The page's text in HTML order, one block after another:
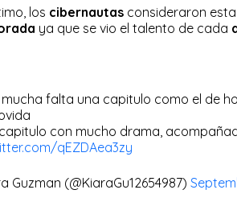
los cibernautas consideraron esta
ya que se vio el talento de cada
falta una capitulo como el de
con mucho drama,
qEZDAea3zy
Guzman (@KiaraGu12654987)